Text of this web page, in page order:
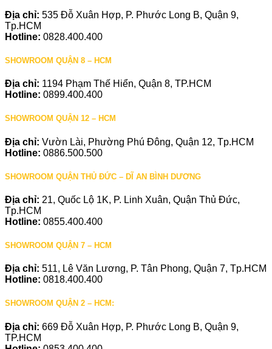
Địa chỉ: 535 Đỗ Xuân Hợp, P. Phước Long B, Quận 9,
Tp.HCM
Hotline: 0828.400.400
SHOWROOM QUẬN 8 – HCM
Địa chỉ: 1194 Phạm Thế Hiển, Quận 8, TP.HCM
Hotline: 0899.400.400
SHOWROOM QUẬN 12 – HCM
Địa chỉ: Vườn Lài, Phường Phú Đông, Quận 12, Tp.HCM
Hotline: 0886.500.500
SHOWROOM QUẬN THỦ ĐỨC – DĨ AN BÌNH DƯƠNG
Địa chỉ: 21, Quốc Lộ 1K, P. Linh Xuân, Quận Thủ Đức,
Tp.HCM
Hotline: 0855.400.400
SHOWROOM QUẬN 7 – HCM
Địa chỉ: 511, Lê Văn Lương, P. Tân Phong, Quận 7, Tp.HCM
Hotline: 0818.400.400
SHOWROOM QUẬN 2 – HCM:
Địa chỉ: 669 Đỗ Xuân Hợp, P. Phước Long B, Quận 9,
TP.HCM